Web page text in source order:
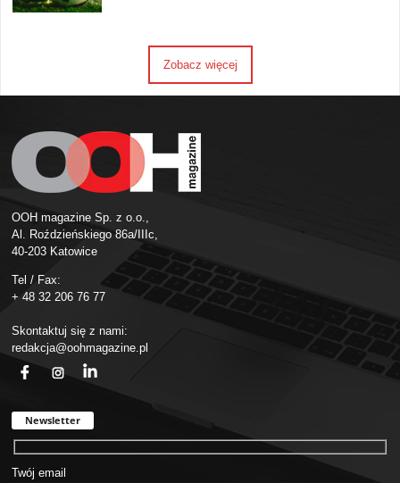
Zobacz więcej
OOH magazine Sp. z o.o.,
Al. Roździeńskiego 86a/IIIc,
40-203 Katowice
Tel / Fax:
+ 48 32 206 76 77
Skontaktuj się z nami:
redakcja@oohmagazine.pl
Newsletter
Twój email